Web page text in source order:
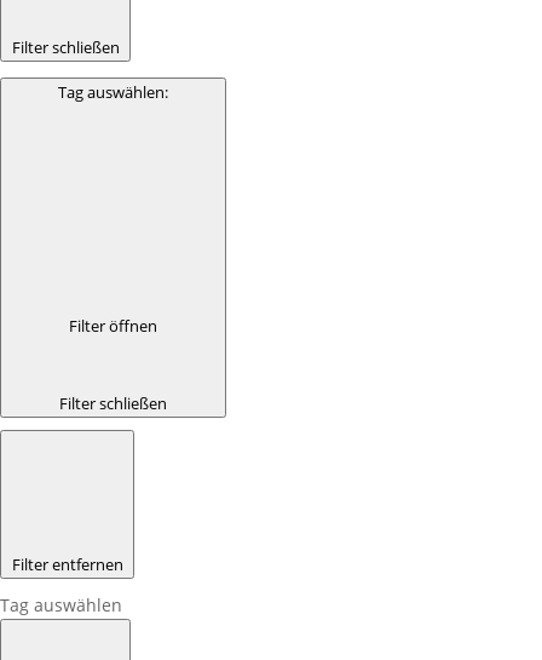
Filter schließen
Tag auswählen:
Filter öffnen
Filter schließen
Filter entfernen
Tag auswählen